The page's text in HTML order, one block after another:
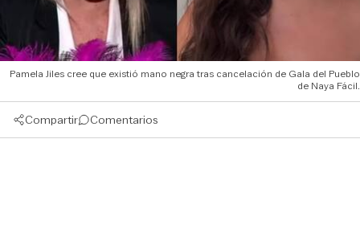
Pamela Jiles cree que existió mano negra tras cancelación de Gala del Pueblo
de Naya Fácil.
Compartir Comentarios